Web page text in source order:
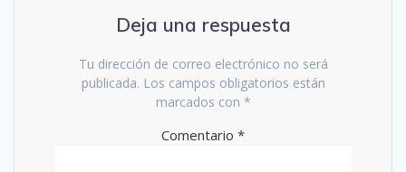
Deja una respuesta
Tu dirección de correo electrónico no será
publicada. Los campos obligatorios están
marcados con *
Comentario *